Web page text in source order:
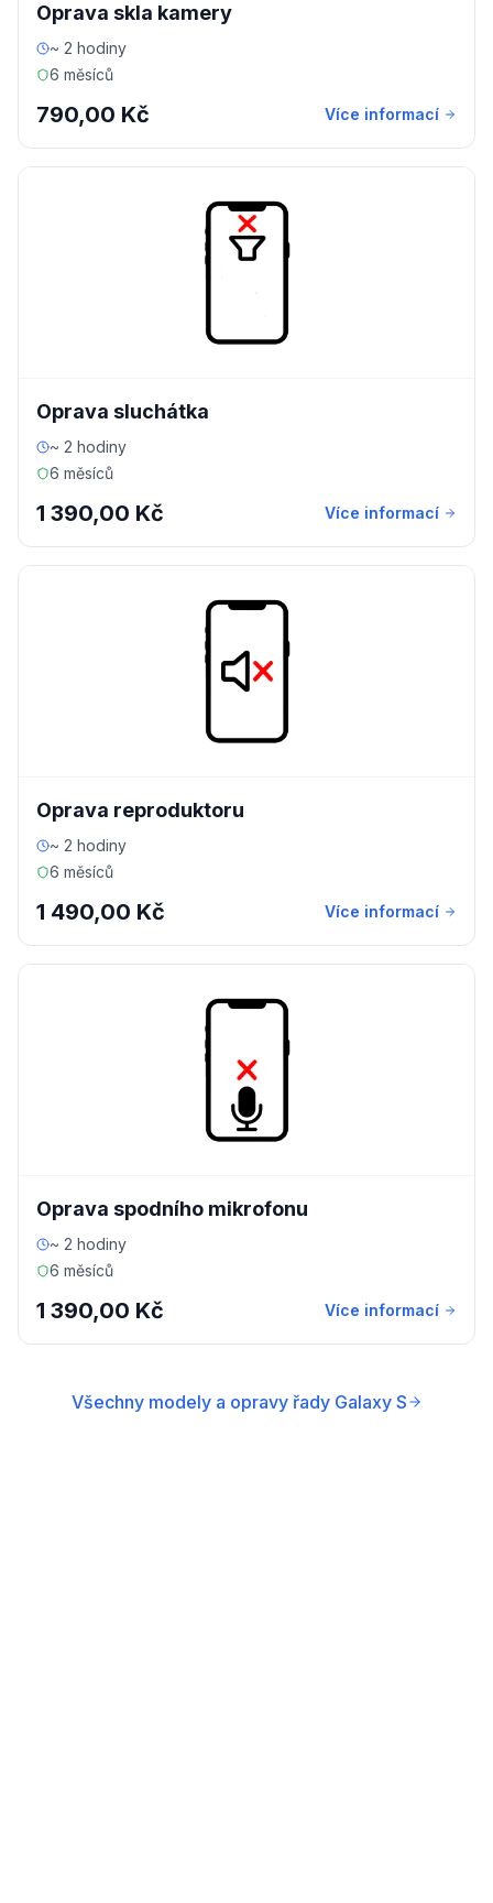
Oprava skla kamery
~ 2 hodiny
6 měsíců
790,00 Kč Více informací
Oprava sluchátka
~ 2 hodiny
6 měsíců
1 390,00 Kč Více informací
Oprava reproduktoru
~ 2 hodiny
6 měsíců
1 490,00 Kč Více informací
Oprava spodního mikrofonu
~ 2 hodiny
6 měsíců
1 390,00 Kč Více informací
Všechny modely a opravy řady Galaxy S